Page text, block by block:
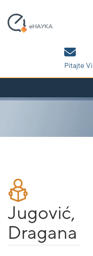
navigation
Pitajte Vi
Jugović,
Dragana